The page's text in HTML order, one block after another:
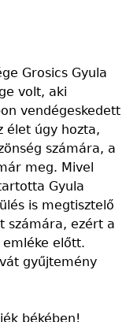
Grosics Gyula
volt, aki
vendégeskedett
élet úgy hozta,
számára, a
meg. Mivel
Gyula
is megtisztelő
számára, ezért a
előtt.
gyűjtemény
békében!